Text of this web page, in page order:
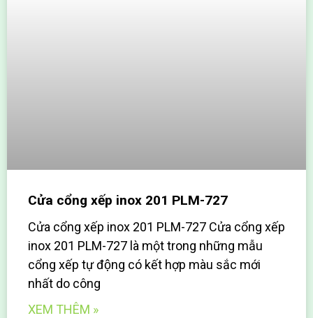
Cửa cổng xếp inox 201 PLM-727
Cửa cổng xếp inox 201 PLM-727 Cửa cổng xếp
inox 201 PLM-727 là một trong những mẫu
cổng xếp tự động có kết hợp màu sắc mới
nhất do công
XEM THÊM »